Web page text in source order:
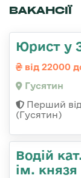
ВАКАНСІЇ
Юрист у
від 22000
Гусятин
Перший
(Гусятин)
Водій
ім.